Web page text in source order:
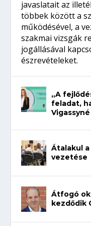
javaslatait az
többek között a
működésével, a
szakmai vizsgák
jogállásával
észrevételeket.
„A
feladat,
Átalakul
vezetése
Átfogó
kezdődik